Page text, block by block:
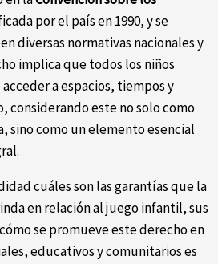
por el país en 1990, y se
diversas normativas nacionales y
implica que todos los niños
a espacios, tiempos y
considerando este no solo como
sino como un elemento esencial
cuáles son las garantías que la
en relación al juego infantil, sus
se promueve este derecho en
educativos y comunitarios es